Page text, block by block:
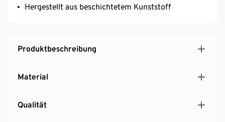
Hergestellt aus beschichtetem Kunststoff
Produktbeschreibung
Material
Qualität